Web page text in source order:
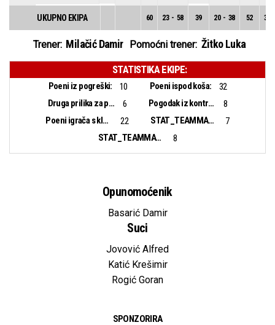
UKUPNO EKIPA 60 23 - 58 39 20 - 38 52 3
Trener: Milačić Damir Pomoćni trener: Žitko Luka
STATISTIKA EKIPE:
Poeni iz pogreški: 10 Poeni ispod koša:
32
Druga prilika za poen:
6 Pogodak iz kontranapada:
8
Poeni igrača s klupe:
22 STAT_TEAMMATCH_BASKETBALL_sBiggestLead_NAME:
7
STAT_TEAMMATCH_BASKETBALL_sBiggestScoringRun_NAME:
8
Opunomoćenik
Basarić Damir
Suci
Jovović Alfred
Katić Krešimir
Rogić Goran
SPONZORIRA